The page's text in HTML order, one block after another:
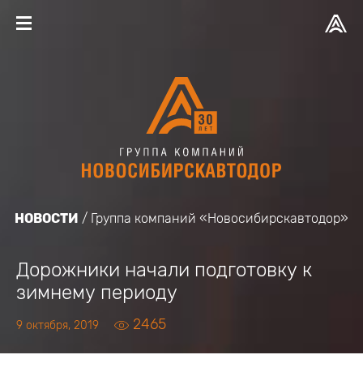
НОВОСТИ Группа компаний «Новосибирскавтодор»
Дорожники начали подготовку к
зимнему периоду
9 октября, 2019 2465